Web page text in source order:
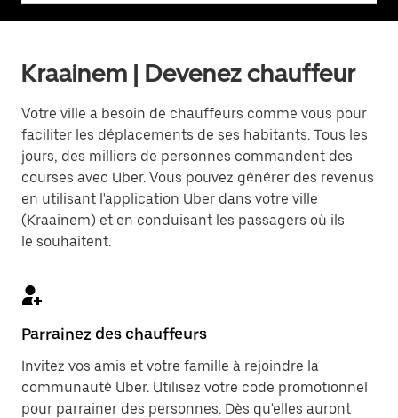
Kraainem | Devenez chauffeur
Votre ville a besoin de chauffeurs comme vous pour
faciliter les déplacements de ses habitants. Tous les
jours, des milliers de personnes commandent des
courses avec Uber. Vous pouvez générer des revenus
en utilisant l'application Uber dans votre ville
(Kraainem) et en conduisant les passagers où ils
le souhaitent.
Parrainez des chauffeurs
Invitez vos amis et votre famille à rejoindre la
communauté Uber. Utilisez votre code promotionnel
pour parrainer des personnes. Dès qu'elles auront